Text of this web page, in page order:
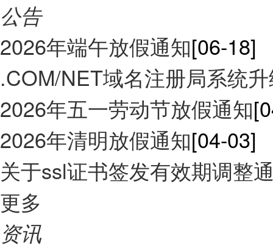
公告
2026年端午放假通知[06-18]
.COM/NET域名注册局系统
2026年五一劳动节放假通知
2026年清明放假通知[04-03]
关于ssl证书签发有效期调整
更多
资讯